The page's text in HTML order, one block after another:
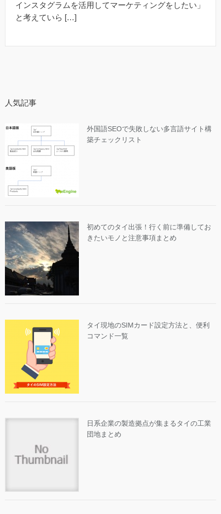
インスタグラムを活用してマーケティングをしたい」
と考えていら […]
人気記事
外国語SEOで失敗しない多言語サイト構
築チェックリスト
初めてのタイ出張！行く前に準備してお
きたいモノと注意事項まとめ
タイ現地のSIMカード設定方法と、便利
コマンド一覧
日系企業の製造拠点が集まるタイの工業
団地まとめ